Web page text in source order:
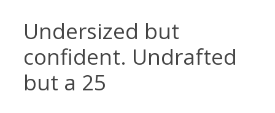
Undersized but
confident. Undrafted
but a 25